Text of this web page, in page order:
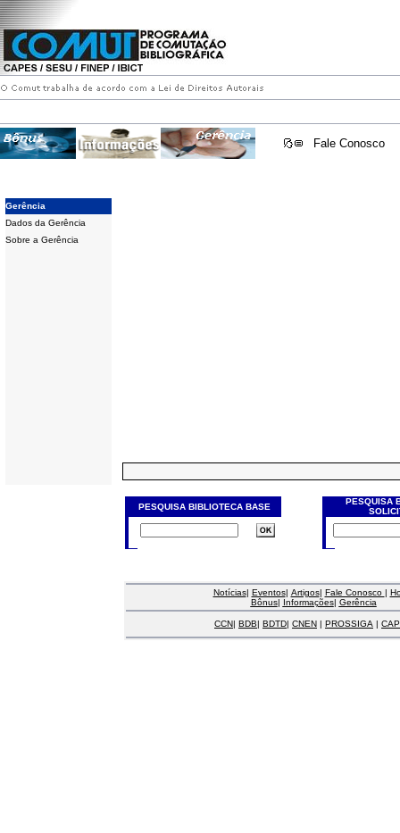
Fale Conosco
Gerência
Dados da Gerência
Sobre a Gerência
PESQUISA BIBLIOTECA BASE
PESQUISA
Notícias| Eventos| Artigos| Fale Conosco |
Bônus| Informações| Gerência
CCN| BDB| BDTD| CNEN | PROSSIGA |